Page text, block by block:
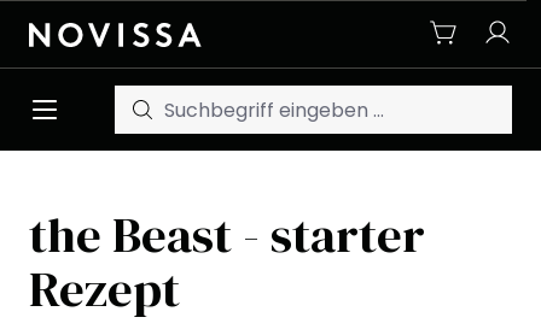
Zum Hauptinhalt springen
the Beast - starter
Rezept